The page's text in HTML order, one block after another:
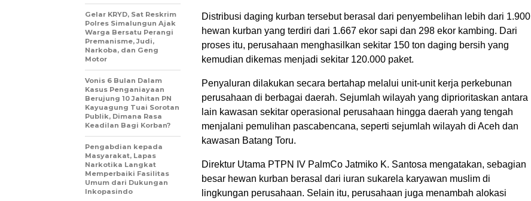
Distribusi daging kurban tersebut berasal dari penyembelihan lebih dari 1.900
hewan kurban yang terdiri dari 1.667 ekor sapi dan 298 ekor kambing. Dari
proses itu, perusahaan menghasilkan sekitar 150 ton daging bersih yang
kemudian dikemas menjadi sekitar 120.000 paket.
Penyaluran dilakukan secara bertahap melalui unit-unit kerja perkebunan
perusahaan di berbagai daerah. Sejumlah wilayah yang diprioritaskan antara
lain kawasan sekitar operasional perusahaan hingga daerah yang tengah
menjalani pemulihan pascabencana, seperti sejumlah wilayah di Aceh dan
kawasan Batang Toru.
Direktur Utama PTPN IV PalmCo Jatmiko K. Santosa mengatakan, sebagian
besar hewan kurban berasal dari iuran sukarela karyawan muslim di
lingkungan perusahaan. Selain itu, perusahaan juga menambah alokasi
Gelar KRYD, Sat Reskrim
Polres Simalungun Ajak
Warga Bersatu Perangi
Premanisme, Judi,
Narkoba, dan Geng
Motor
Vonis 6 Bulan Dalam
Kasus Penganiayaan
Berujung 10 Jahitan PN
Kayuagung Tuai Sorotan
Publik, Dimana Rasa
Keadilan Bagi Korban?
Pengabdian kepada
Masyarakat, Lapas
Narkotika Langkat
Memperbaiki Fasilitas
Umum dari Dukungan
Inkopasindo